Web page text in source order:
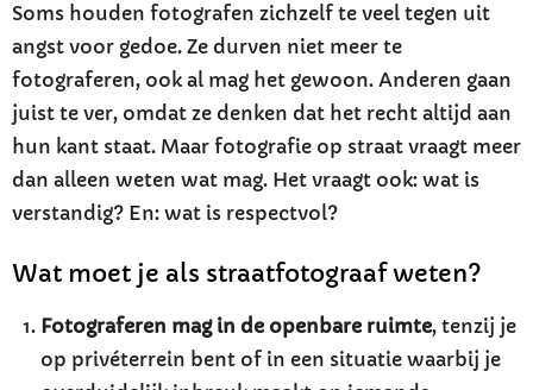
Soms houden fotografen zichzelf te veel tegen uit
angst voor gedoe. Ze durven niet meer te
fotograferen, ook al mag het gewoon. Anderen gaan
juist te ver, omdat ze denken dat het recht altijd aan
hun kant staat. Maar fotografie op straat vraagt meer
dan alleen weten wat mag. Het vraagt ook: wat is
verstandig? En: wat is respectvol?
Wat moet je als straatfotograaf weten?
Fotograferen mag in de openbare ruimte, tenzij je
op privéterrein bent of in een situatie waarbij je